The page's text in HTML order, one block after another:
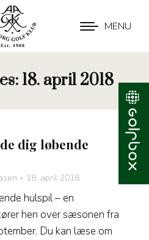
MENU
18. april 2018
dig løbende
18. april 2018
hulspil – en
hen over sæsonen fra
Du kan læse om